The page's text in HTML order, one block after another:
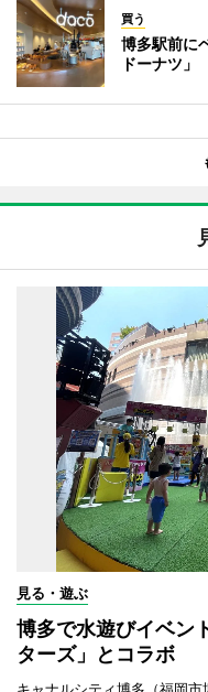
買う
博多駅前に
ドーナツ
見る・遊ぶ
博多で水遊びイベ
ターズ」とコラボ